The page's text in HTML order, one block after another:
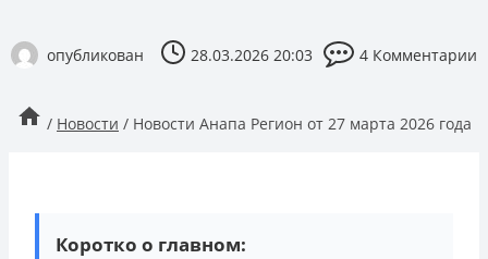
опубликован 28.03.2026 20:03 4 Комментарии
/ Новости / Новости Анапа Регион от 27 марта 2026 года
Коротко о главном: